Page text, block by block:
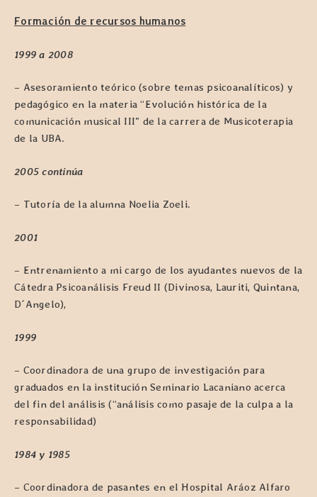
Formación de recursos humanos
1999 a 2008
– Asesoramiento teórico (sobre temas psicoanalíticos) y
pedagógico en la materia “Evolución histórica de la
comunicación musical III” de la carrera de Musicoterapia
de la UBA.
2005 continúa
– Tutoría de la alumna Noelia Zoeli.
2001
– Entrenamiento a mi cargo de los ayudantes nuevos de la
Cátedra Psicoanálisis Freud II (Divinosa, Lauriti, Quintana,
D´Angelo),
1999
– Coordinadora de una grupo de investigación para
graduados en la institución Seminario Lacaniano acerca
del fin del análisis (“análisis como pasaje de la culpa a la
responsabilidad)
1984 y 1985
– Coordinadora de pasantes en el Hospital Aráoz Alfaro